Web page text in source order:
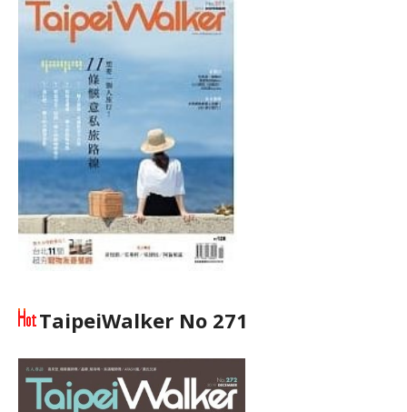
TaipeiWalker No 271